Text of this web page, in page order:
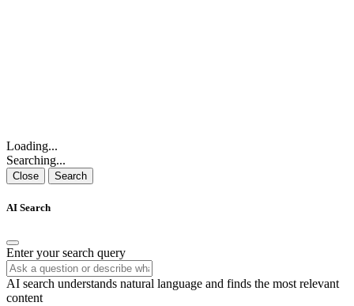
Loading...
Searching...
Close Search
AI Search
Enter your search query
AI search understands natural language and finds the most relevant
content